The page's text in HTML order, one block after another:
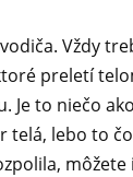
Vždy
preletí
Je to niečo
telá, lebo to